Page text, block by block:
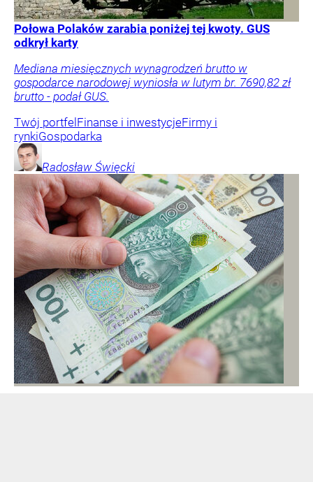
Połowa Polaków zarabia poniżej tej kwoty. GUS
odkrył karty
Mediana miesięcznych wynagrodzeń brutto w
gospodarce narodowej wyniosła w lutym br. 7690,82 zł
brutto - podał GUS.
Twój portfel Finanse i inwestycjeFirmy i
rynkiGospodarka
Radosław Święcki